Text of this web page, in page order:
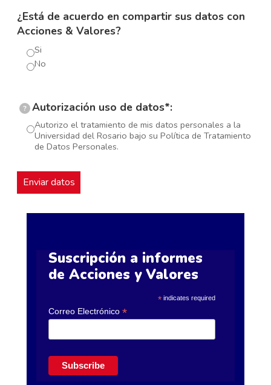
¿Está de acuerdo en compartir sus datos con
Acciones & Valores?
Si
No
? Autorización uso de datos*:
Autorizo el tratamiento de mis datos personales a la
Universidad del Rosario bajo su Política de Tratamiento
de Datos Personales.
Suscripción a informes
de Acciones y Valores
* indicates required
Correo Electrónico *